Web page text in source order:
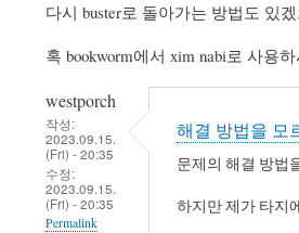
다시 buster로 돌아가는 방법도 있
혹 bookworm에서 xim nabi로 사용
westporch
작성:
2023.09.15.
(Fri) - 20:35
수정:
2023.09.15.
(Fri) - 20:35
Permalink
해결 방법을 모
문제의 해결 방법
하지만 제가 타지